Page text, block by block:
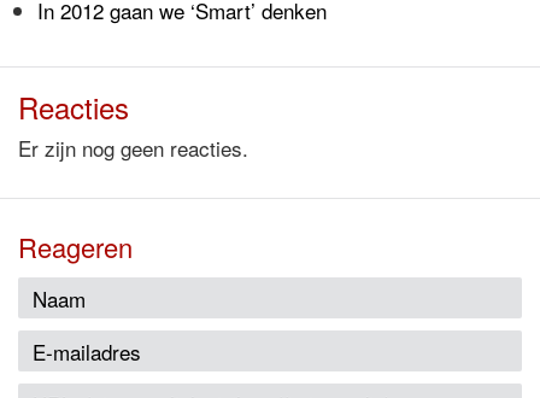
In 2012 gaan we ‘Smart’ denken
Reacties
Er zijn nog geen reacties.
Reageren